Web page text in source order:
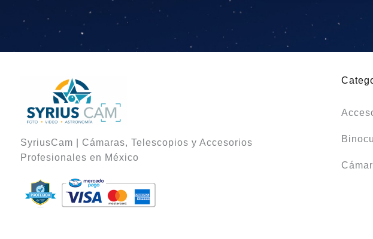
SyriusCam | Cámaras, Telescopios y Accesorios
Profesionales en México